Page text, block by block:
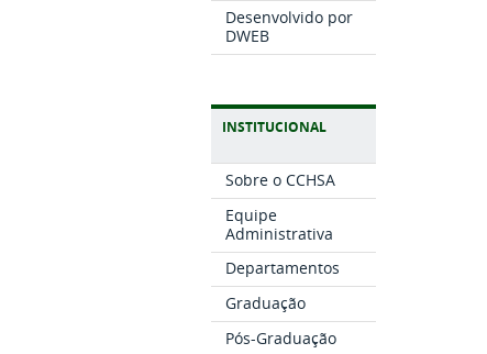
Desenvolvido por
DWEB
INSTITUCIONAL
Sobre o CCHSA
Equipe
Administrativa
Departamentos
Graduação
Pós-Graduação